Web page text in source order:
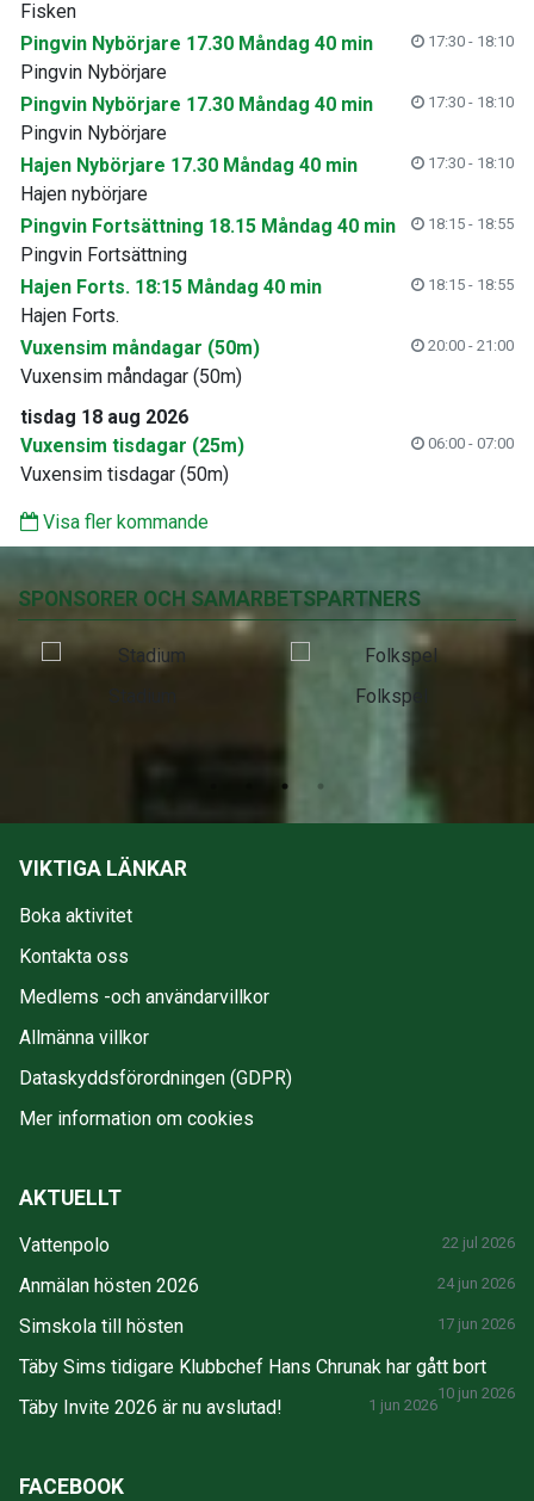
Fisken
Pingvin Nybörjare 17.30 Måndag 40 min
17:30 - 18:10
Pingvin Nybörjare
Pingvin Nybörjare 17.30 Måndag 40 min
17:30 - 18:10
Pingvin Nybörjare
Hajen Nybörjare 17.30 Måndag 40 min
17:30 - 18:10
Hajen nybörjare
Pingvin Fortsättning 18.15 Måndag 40 min
18:15 - 18:55
Pingvin Fortsättning
Hajen Forts. 18:15 Måndag 40 min
18:15 - 18:55
Hajen Forts.
Vuxensim måndagar (50m)
20:00 - 21:00
Vuxensim måndagar (50m)
tisdag 18 aug 2026
Vuxensim tisdagar (25m)
06:00 - 07:00
Vuxensim tisdagar (50m)
Visa fler kommande
SPONSORER OCH SAMARBETSPARTNERS
Folkspel
VIKTIGA LÄNKAR
Boka aktivitet
Kontakta oss
Medlems -och användarvillkor
Allmänna villkor
Dataskyddsförordningen (GDPR)
Mer information om cookies
AKTUELLT
Vattenpolo 22 jul 2026
Anmälan hösten 2026 24 jun 2026
Simskola till hösten 17 jun 2026
Täby Sims tidigare Klubbchef Hans Chrunak har gått bort
10 jun 2026
Täby Invite 2026 är nu avslutad! 1 jun 2026
FACEBOOK